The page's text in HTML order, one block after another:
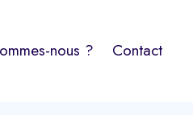
nous ? Contact